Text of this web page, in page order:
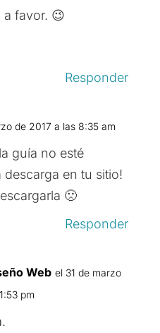
favor. 😉
Responder
de 2017 a las 8:35 am
guía no esté
en tu sitio!
🙁
Responder
Web el 31 de marzo
pm